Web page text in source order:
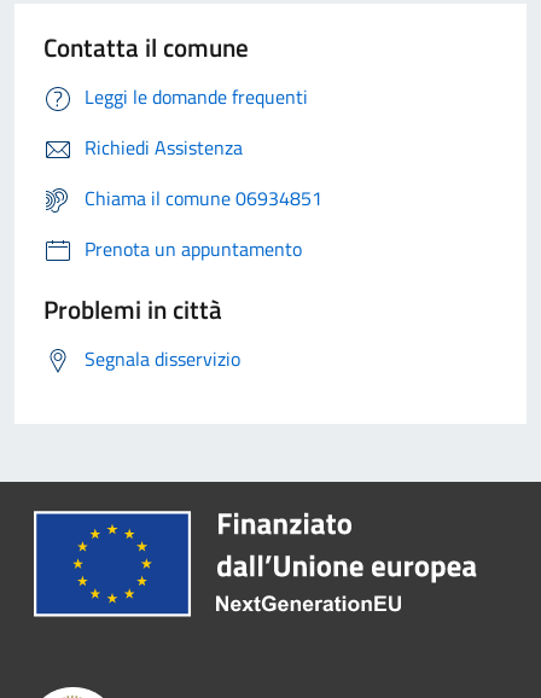
Contatta il comune
Leggi le domande frequenti
Richiedi Assistenza
Chiama il comune 06934851
Prenota un appuntamento
Problemi in città
Segnala disservizio